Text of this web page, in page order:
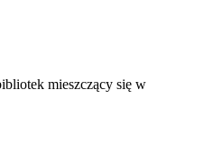
mieszczący się w